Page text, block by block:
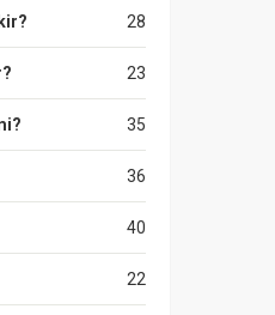
28
23
35
36
40
22